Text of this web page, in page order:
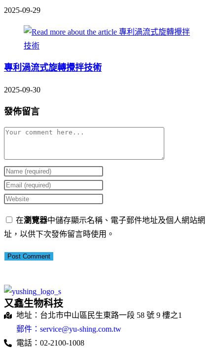
2025-09-29
專利渦流式旋轉攪拌技術
2025-09-30
發佈留言
在瀏覽器中儲存顯示名稱、電子郵件地址及個人網站網
址，以供下次發佈留言時使用。
又鑫生物科技
地址：台北市中山區民生東路一段 58 號 9 樓之1
郵件：service@yu-shing.com.tw
電話：02-2100-1008